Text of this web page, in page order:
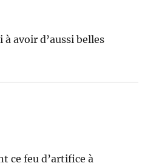
à avoir d’aussi belles
ce feu d’artifice à